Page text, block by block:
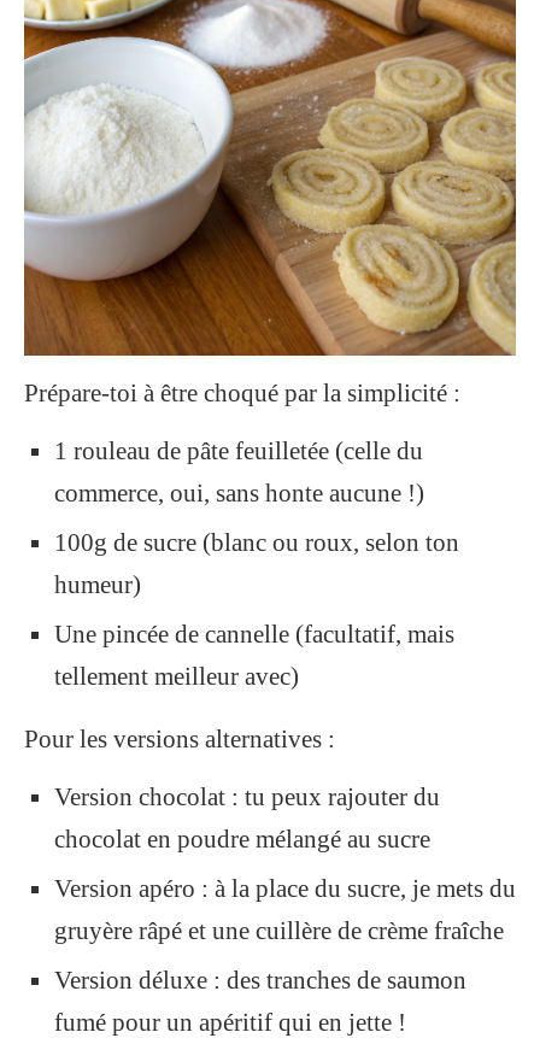
Prépare-toi à être choqué par la simplicité :
1 rouleau de pâte feuilletée (celle du
commerce, oui, sans honte aucune !)
100g de sucre (blanc ou roux, selon ton
humeur)
Une pincée de cannelle (facultatif, mais
tellement meilleur avec)
Pour les versions alternatives :
Version chocolat : tu peux rajouter du
chocolat en poudre mélangé au sucre
Version apéro : à la place du sucre, je mets du
gruyère râpé et une cuillère de crème fraîche
Version déluxe : des tranches de saumon
fumé pour un apéritif qui en jette !